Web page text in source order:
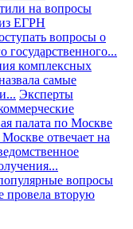
на вопросы
ЕГРН
вопросы о
государственного...
комплексных
самые
Эксперты
палата по Москве
отвечает на
вопросы
провела вторую